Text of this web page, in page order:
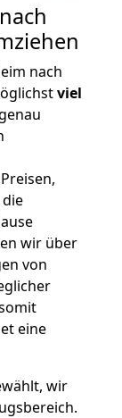
nach
viel
wir über
von
eine
wir